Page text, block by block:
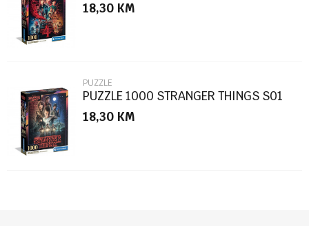
POŠALJI
18,30 KM
PUZZLE
PUZZLE 1000 STRANGER THINGS S01
18,30 KM